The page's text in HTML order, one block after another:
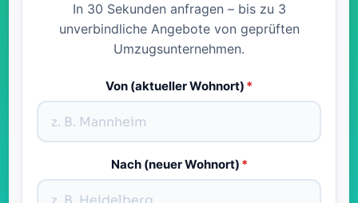
In 30 Sekunden anfragen – bis zu 3
unverbindliche Angebote von geprüften
Umzugsunternehmen.
Von (aktueller Wohnort) *
Nach (neuer Wohnort) *